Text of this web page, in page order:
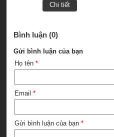
Chi tiết
Bình luận (0)
Gửi bình luận của bạn
Họ tên *
Email *
Gửi bình luận của bạn *